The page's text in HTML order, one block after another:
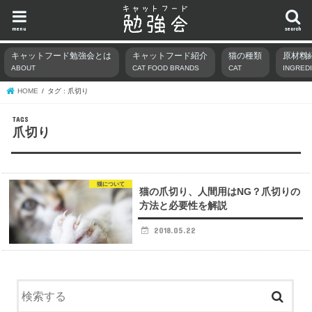
search
menu
キャットフード勉強会とは
ABOUT
キャットフード紹介
CAT FOOD BRANDS
猫の種類
CAT
原材料
HOME タグ : 爪切り
爪切り
猫について
猫の爪切り、人間用はNG？爪切りの
方法と必要性を解説
2018.05.22